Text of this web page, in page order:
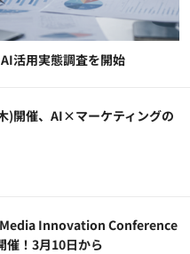
活用実態調査を開始
)開催、AI×マーケティングの
Innovation Conference
催！3月10日から